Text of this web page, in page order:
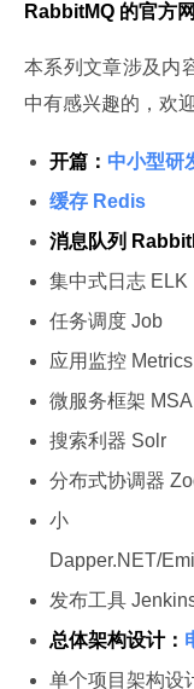
RabbitMQ 的官方
本系列文章涉及内
中有感兴趣的，欢
开篇： 中小型研
缓存 Redis
消息队列
集中式日志 ELK
任务调度 Job
应用监控 Metrics
微服务框架 MSA
搜索利器 Solr
分布式协调器
小
Dapper.NET/
发布工具
总体架构设计：
单个项目架构设